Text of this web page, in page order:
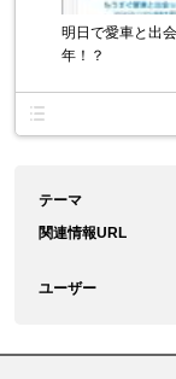
明日で愛車と出
年！？
テーマ
関連情報URL
ユーザー